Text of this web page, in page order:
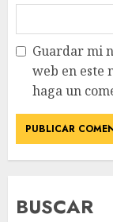
Guardar mi
web en este
haga un
BUSCAR